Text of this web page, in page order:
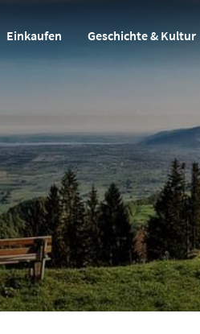
Einkaufen Geschichte & Kultur